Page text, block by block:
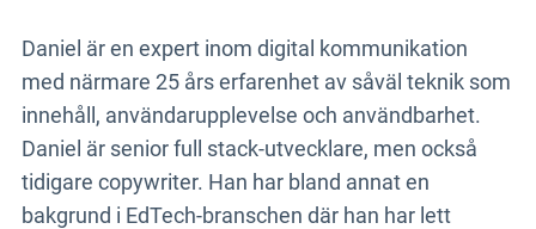
Daniel är en expert inom digital kommunikation
med närmare 25 års erfarenhet av såväl teknik som
innehåll, användarupplevelse och användbarhet.
Daniel är senior full stack-utvecklare, men också
tidigare copywriter. Han har bland annat en
bakgrund i EdTech-branschen där han har lett